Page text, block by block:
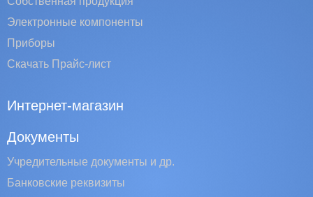
Электронные компоненты
Приборы
Скачать Прайс-лист
Интернет-магазин
Документы
Учредительные документы и др.
Банковские реквизиты